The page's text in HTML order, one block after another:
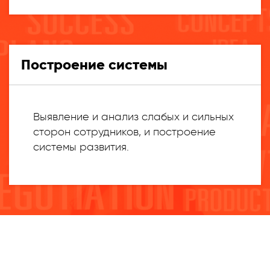
Построение системы
Выявление и анализ слабых и сильных
сторон сотрудников, и построение
системы развития.